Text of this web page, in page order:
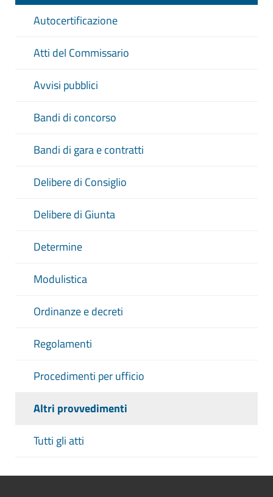
Autocertificazione
Atti del Commissario
Avvisi pubblici
Bandi di concorso
Bandi di gara e contratti
Delibere di Consiglio
Delibere di Giunta
Determine
Modulistica
Ordinanze e decreti
Regolamenti
Procedimenti per ufficio
Altri provvedimenti
Tutti gli atti